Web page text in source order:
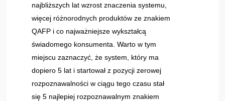
najbliższych lat wzrost znaczenia systemu,
więcej różnorodnych produktów ze znakiem
QAFP i co najważniejsze wykształcą
świadomego konsumenta. Warto w tym
miejscu zaznaczyć, że system, który ma
dopiero 5 lat i startował z pozycji zerowej
rozpoznawalności w ciągu tego czasu stał
się 5 najlepiej rozpoznawalnym znakiem